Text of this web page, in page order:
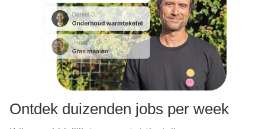
Ontdek duizenden jobs per week